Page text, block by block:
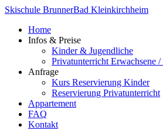
Skischule BrunnerBad Kleinkirchheim
Home
Infos & Preise
Kinder & Jugendliche
Privatunterricht Erwachsene
Anfrage
Kurs Reservierung Kinder
Reservierung Privatunterricht
Appartement
FAQ
Kontakt